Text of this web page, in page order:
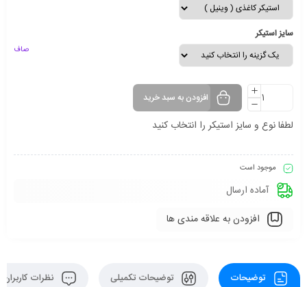
سایز استیکر
صاف
افزودن به سبد خرید
لطفا نوع و سایز استیکر را انتخاب کنید
موجود است
آماده ارسال
افزودن به علاقه مندی ها
توضیحات توضیحات تکمیلی نظرات کاربران